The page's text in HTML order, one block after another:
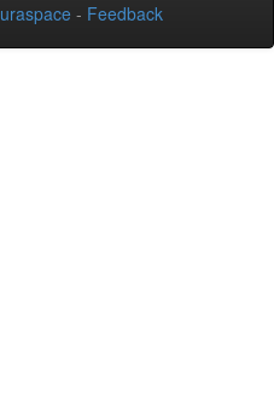
- Feedback